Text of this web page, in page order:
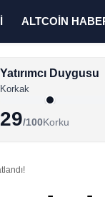
ALTCOİN
Yatırımcı Duygusu
Korkak
29/100Korku